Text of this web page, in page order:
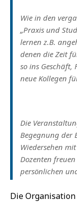
Wie in den
„Praxis und
lernen z.B.
denen die Zeit
so ins
neue Kollegen
Die
Begegnung der
Wiedersehen
Dozenten
persönlichen
Die